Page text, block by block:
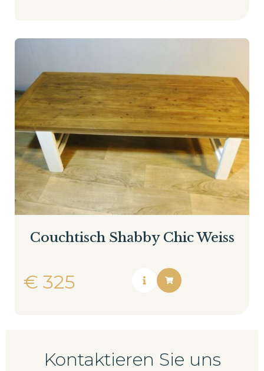
Couchtisch Shabby Chic Weiss
€ 325
Kontaktieren Sie uns